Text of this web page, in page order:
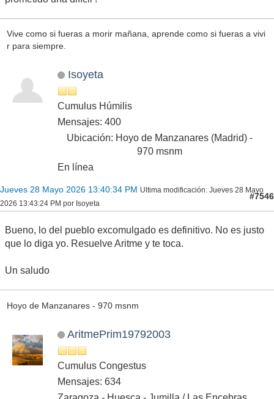
Vive como si fueras a morir mañana, aprende como si fueras a vivi
r para siempre.
Isoyeta
Cumulus Húmilis
Mensajes: 400
Ubicación: Hoyo de Manzanares (Madrid) -
970 msnm
En línea
Jueves 28 Mayo 2026 13:40:34 PM Ultima modificación: Jueves 28 Mayo
2026 13:43:24 PM por Isoyeta
#7546
Bueno, lo del pueblo excomulgado es definitivo. No es justo
que lo diga yo. Resuelve Aritme y te toca.
Un saludo
Hoyo de Manzanares - 970 msnm
AritmePrim19792003
Cumulus Congestus
Mensajes: 634